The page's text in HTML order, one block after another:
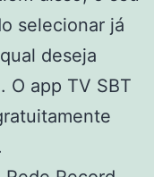
selecionar já
deseja
O app TV SBT